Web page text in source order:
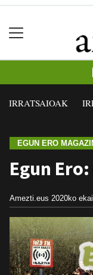
IRRATSAIOAK
EGUN ERO
Egun
Amezti.eus 2020ko